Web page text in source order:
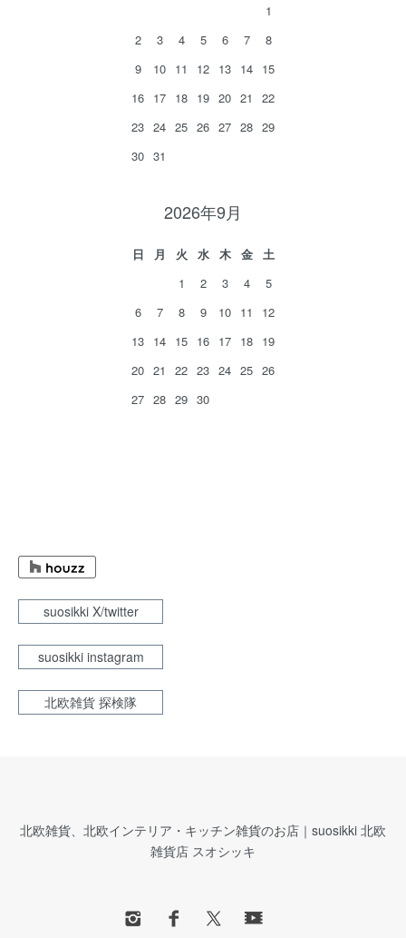
1
2
3 4 5 6 7
8
9
10 11 12 13 14 15
16 17 18 19 20 21
22
23 24 25 26 27 28 29
30 31
2026年9月
日 月 火 水 木 金
土
1
2 3 4
5
6
7 8 9 10 11
12
13 14 15 16 17 18 19
20 21 22 23 24 25 26
27 28 29 30
suosikki X/twitter
suosikki instagram
北欧雑貨 探検隊
北欧雑貨、北欧インテリア・キッチン雑貨のお店｜suosikki 北欧
雑貨店 スオシッキ